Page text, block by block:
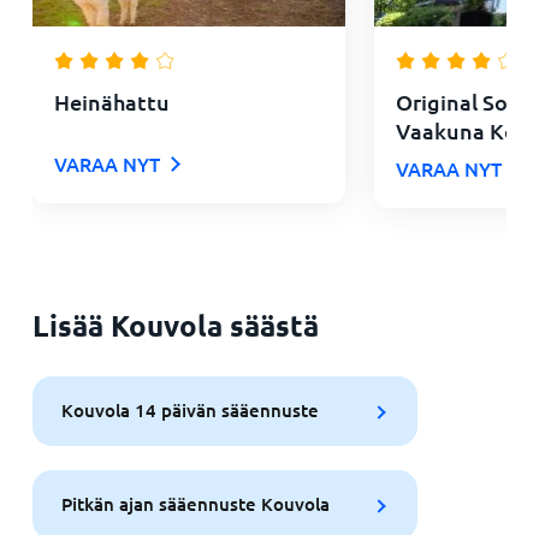
Heinähattu
VARAA NYT
Original
Vaakuna
VARAA NYT
Lisää Kouvola säästä
Kouvola 14 päivän sääennuste
Pitkän ajan sääennuste Kouvola